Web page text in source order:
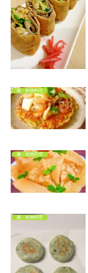
麺・粉物料理
麺・粉物料理
麺・粉物料理